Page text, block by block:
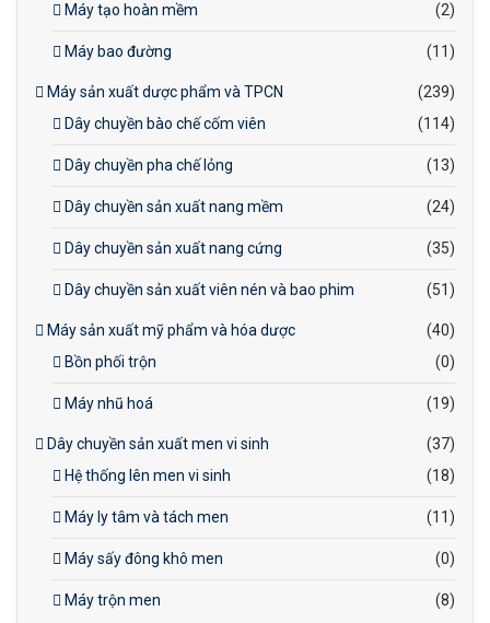
Máy tạo hoàn mềm (2)
Máy bao đường (11)
Máy sản xuất dược phẩm và TPCN
(239)
Dây chuyền bào chế cốm viên
(114)
Dây chuyền pha chế lỏng (13)
Dây chuyền sản xuất nang mềm (24)
Dây chuyền sản xuất nang cứng (35)
Dây chuyền sản xuất viên nén và bao phim (51)
Máy sản xuất mỹ phẩm và hóa dược
(40)
Bồn phối trộn
(0)
Máy nhũ hoá (19)
Dây chuyền sản xuất men vi sinh
(37)
Hệ thống lên men vi sinh
(18)
Máy ly tâm và tách men (11)
Máy sấy đông khô men (0)
Máy trộn men (8)